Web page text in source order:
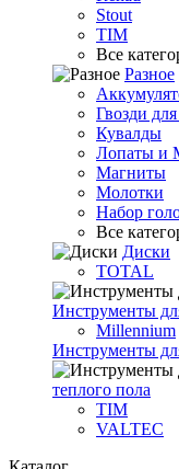
Stout
TIM
Все
Разное
Гвозди
Кувалды
Лопаты и
Магниты
Молотки
Набор
Все
Диски
TOTAL
Инструменты
Millennium
Инструменты
теплого пола
TIM
VALTEC